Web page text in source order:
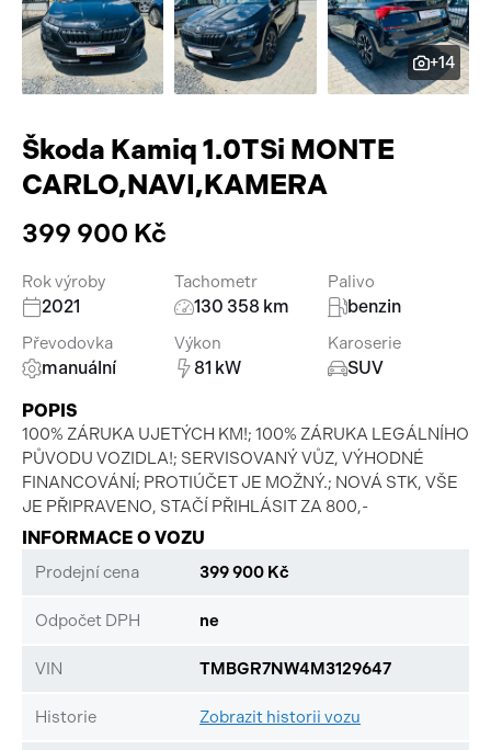
Pracovní stroje
Náhradní díly
Příslušenství
Auto a život
Videa
+14
Škoda Kamiq 1.0TSi MONTE
CARLO,NAVI,KAMERA
399 900 Kč
Rok výroby
2021
Tachometr
130 358 km
Palivo
benzin
Převodovka
manuální
Výkon
81 kW
Karoserie
SUV
POPIS
100% ZÁRUKA UJETÝCH KM!; 100% ZÁRUKA LEGÁLNÍHO
PŮVODU VOZIDLA!; SERVISOVANÝ VŮZ, VÝHODNÉ
FINANCOVÁNÍ; PROTIÚČET JE MOŽNÝ.; NOVÁ STK, VŠE
JE PŘIPRAVENO, STAČÍ PŘIHLÁSIT ZA 800,-
INFORMACE O VOZU
Prodejní cena 399 900 Kč
Odpočet DPH ne
VIN TMBGR7NW4M3129647
Historie Zobrazit historii vozu